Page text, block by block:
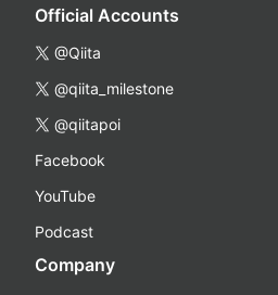
Official Accounts
@Qiita
@qiita_milestone
@qiitapoi
Facebook
YouTube
Podcast
Company